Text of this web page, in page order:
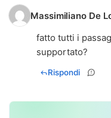
Massimiliano De
fatto tutti i
supportato?
Rispondi